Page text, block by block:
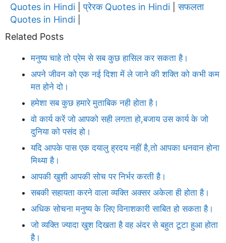
Quotes in Hindi |प्रेरक Quotes in Hindi |सफलता
Quotes in Hindi
Related Posts
मनुष्य चाहे तो प्रेम से सब कुछ हासिल कर सकता है।
अपने जीवन को एक नई दिशा में ले जाने की शक्ति को कभी कम
मत होने दो।
हमेशा सब कुछ हमारे मुताबिक नही होता है।
वो कार्य करें जो आपको सही लगता हो,बजाय उस कार्य के जो
दुनिया को पसंद हो।
यदि आपके पास एक दयालु ह्रदय नहीं है,तो आपका धनवान होना
मिथ्या है।
आपकी खुशी आपकी सोच पर निर्भर करती है।
सबकी सहायता करने वाला व्यक्ति अक्सर अकेला ही होता है।
अधिक सोचना मनुष्य के लिए विनाशकारी साबित हो सकता है।
जो व्यक्ति ज्यादा खुश दिखता है वह अंदर से बहुत टूटा हुआ होता
है।